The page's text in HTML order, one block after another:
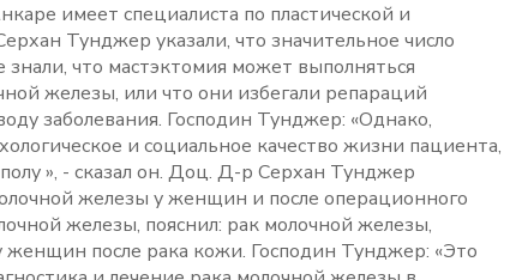
имеет специалиста по пластической и
Тунджер указали, что значительное число
что мастэктомия может выполняться
железы, или что они избегали репараций
заболевания. Господин Тунджер: «Однако,
и социальное качество жизни пациента,
», - сказал он. Доц. Д-р Серхан Тунджер
железы у женщин и после операционного
железы, пояснил: рак молочной железы,
женщин после рака кожи. Господин Тунджер: «Это